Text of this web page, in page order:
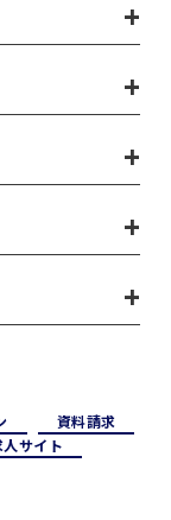
資料請求
⼈サイト